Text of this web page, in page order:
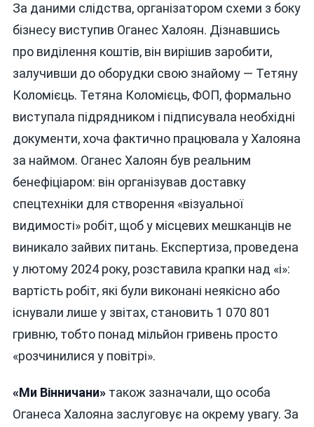
За даними слідства, організатором схеми з боку
бізнесу виступив Оганес Халоян. Дізнавшись
про виділення коштів, він вирішив заробити,
залучивши до оборудки свою знайому — Тетяну
Коломієць. Тетяна Коломієць, ФОП, формально
виступала підрядником і підписувала необхідні
документи, хоча фактично працювала у Халояна
за наймом. Оганес Халоян був реальним
бенефіціаром: він організував доставку
спецтехніки для створення «візуальної
видимості» робіт, щоб у місцевих мешканців не
виникало зайвих питань. Експертиза, проведена
у лютому 2024 року, розставила крапки над «і»:
вартість робіт, які були виконані неякісно або
існували лише у звітах, становить 1 070 801
гривню, тобто понад мільйон гривень просто
«розчинилися у повітрі».
«Ми Вінничани»також зазначали, що особа
Оганеса Халояна заслуговує на окрему увагу. За